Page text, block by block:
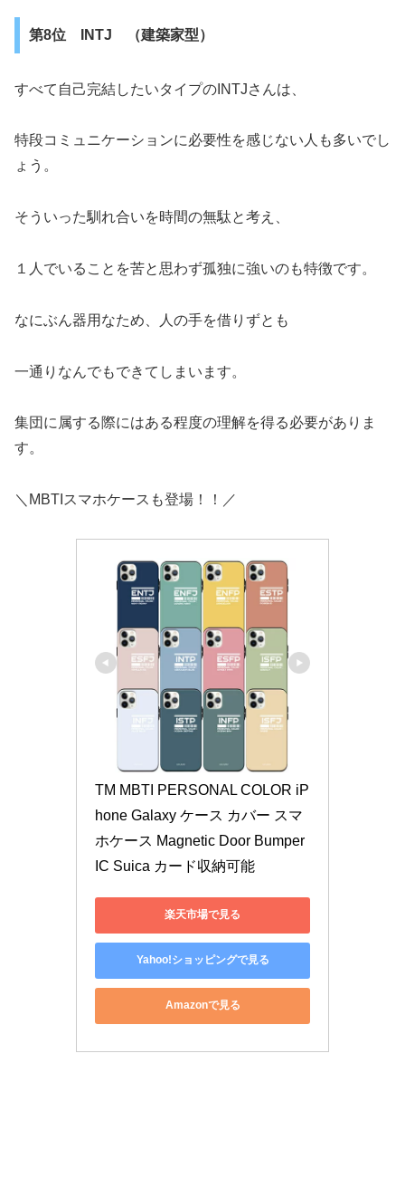
第8位 INTJ （建築家型）
すべて自己完結したいタイプのINTJさんは、
特段コミュニケーションに必要性を感じない人も多いでし
ょう。
そういった馴れ合いを時間の無駄と考え、
１人でいることを苦と思わず孤独に強いのも特徴です。
なにぶん器用なため、人の手を借りずとも
一通りなんでもできてしまいます。
集団に属する際にはある程度の理解を得る必要がありま
す。
＼MBTIスマホケースも登場！！／
TM MBTI PERSONAL COLOR iP
hone Galaxy ケース カバー スマ
ホケース Magnetic Door Bumper
IC Suica カード収納可能
楽天市場で見る
Yahoo!ショッピングで見る
Amazonで見る